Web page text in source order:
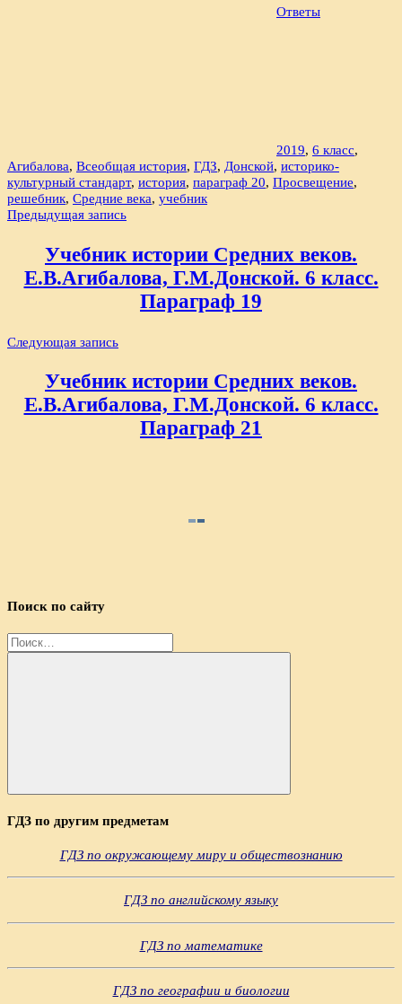
Ответы
2019, 6 класс,
Агибалова, Всеобщая история, ГДЗ, Донской, историко-
культурный стандарт, история, параграф 20, Просвещение,
решебник, Средние века, учебник
Навигация
записям
Предыдущая запись
Учебник истории Средних веков.
Е.В.Агибалова, Г.М.Донской. 6 класс.
Параграф 19
Следующая запись
Учебник истории Средних веков.
Е.В.Агибалова, Г.М.Донской. 6 класс.
Параграф 21
Поиск по сайту
Найти:
Поиск
ГДЗ по другим предметам
ГДЗ по окружающему миру и обществознанию
ГДЗ по английскому языку
ГДЗ по математике
ГДЗ по географии и биологии